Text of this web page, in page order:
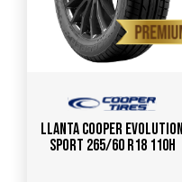
Llanta COOPER EVOLUTION
SPORT 265/60 R18 110H